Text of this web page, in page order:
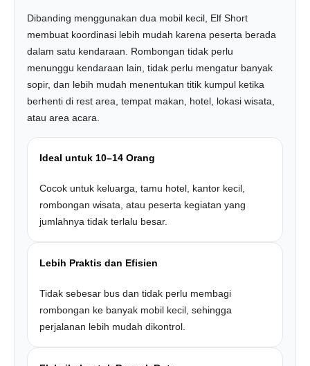
Dibanding menggunakan dua mobil kecil, Elf Short
membuat koordinasi lebih mudah karena peserta berada
dalam satu kendaraan. Rombongan tidak perlu
menunggu kendaraan lain, tidak perlu mengatur banyak
sopir, dan lebih mudah menentukan titik kumpul ketika
berhenti di rest area, tempat makan, hotel, lokasi wisata,
atau area acara.
Ideal untuk 10–14 Orang
Cocok untuk keluarga, tamu hotel, kantor kecil,
rombongan wisata, atau peserta kegiatan yang
jumlahnya tidak terlalu besar.
Lebih Praktis dan Efisien
Tidak sebesar bus dan tidak perlu membagi
rombongan ke banyak mobil kecil, sehingga
perjalanan lebih mudah dikontrol.